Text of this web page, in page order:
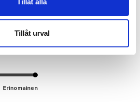
Tillåt urval
trikoot
Erinomainen